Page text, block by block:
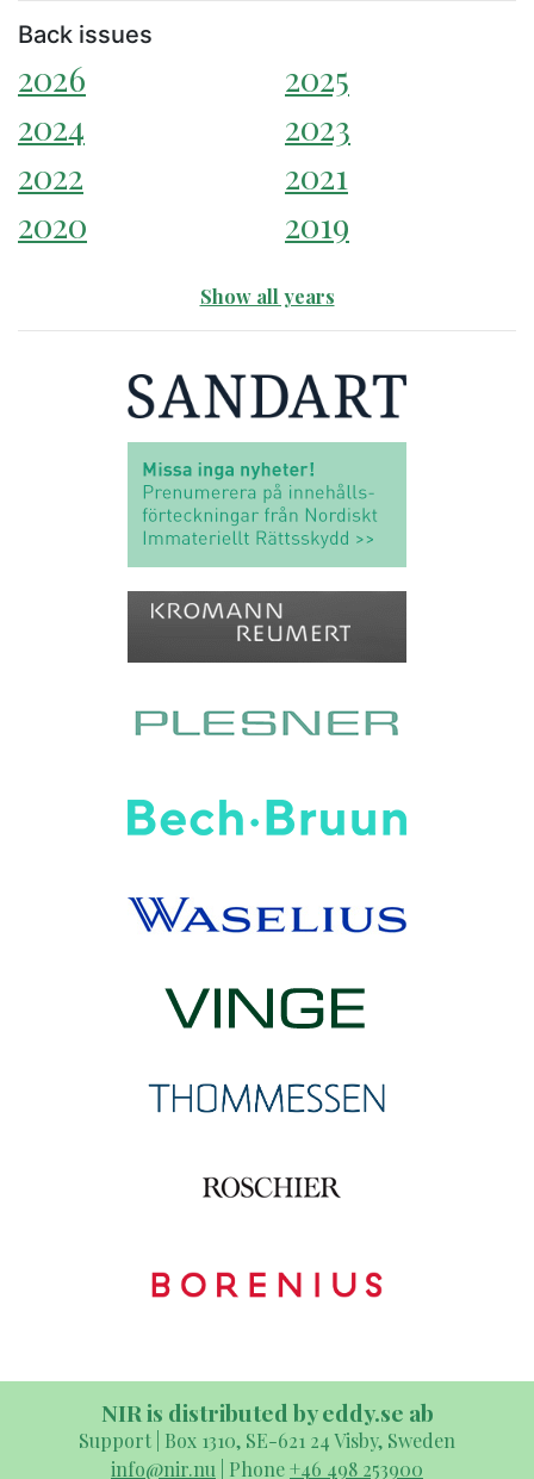
Back issues
2026
2025
2024
2023
2022
2021
2020
2019
Show all years
NIR is distributed by eddy.se ab
Support | Box 1310, SE-621 24 Visby, Sweden
info@nir.nu | Phone+46 498 253900